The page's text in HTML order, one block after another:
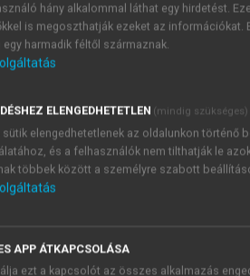
hány alkalommal láthat egy hirdetést.
is megoszthatják ezeket az információkat.
egy harmadik féltől származnak.
ELENGEDHETETLEN (mindig szükséges)
sütik elengedhetetlenek az oldalunkon történő
és a felhasználók nem tilthatják le
többek között a személyre szabott
APP ÁTKAPCSOLÁSA
ezt a kapcsolót az összes alkalmazás